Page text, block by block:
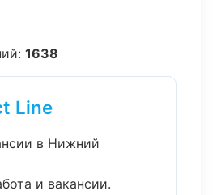
1638
Line
в Нижний
и вакансии.